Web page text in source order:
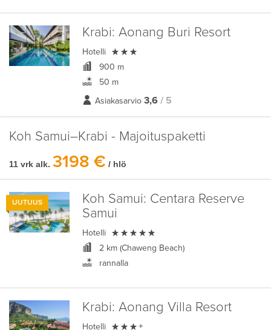
Krabi: Aonang Buri Resort
Hotelli 
900 m
50 m
Asiakasarvio 3,6 / 5
Koh Samui–Krabi - Majoituspaketti
11 vrk alk. 3198 € / hlö
UUTUUS Koh Samui: Centara Reserve
Samui
Hotelli 
2 km (Chaweng Beach)
rannalla
Krabi: Aonang Villa Resort
Hotelli  +